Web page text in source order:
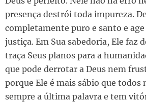
presença destrói toda impureza.
completamente puro e santo e
justiça. Em Sua sabedoria, Ele faz
traça Seus planos para a
que pode derrotar a Deus nem
porque Ele é mais sábio que todos
sempre a última palavra e tem